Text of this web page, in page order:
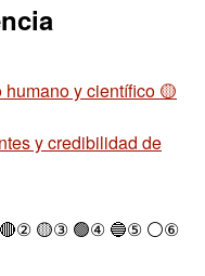
y científico 🟡
y credibilidad de
🟡③ 🟢④ 🔵⑤ ⚪⑥